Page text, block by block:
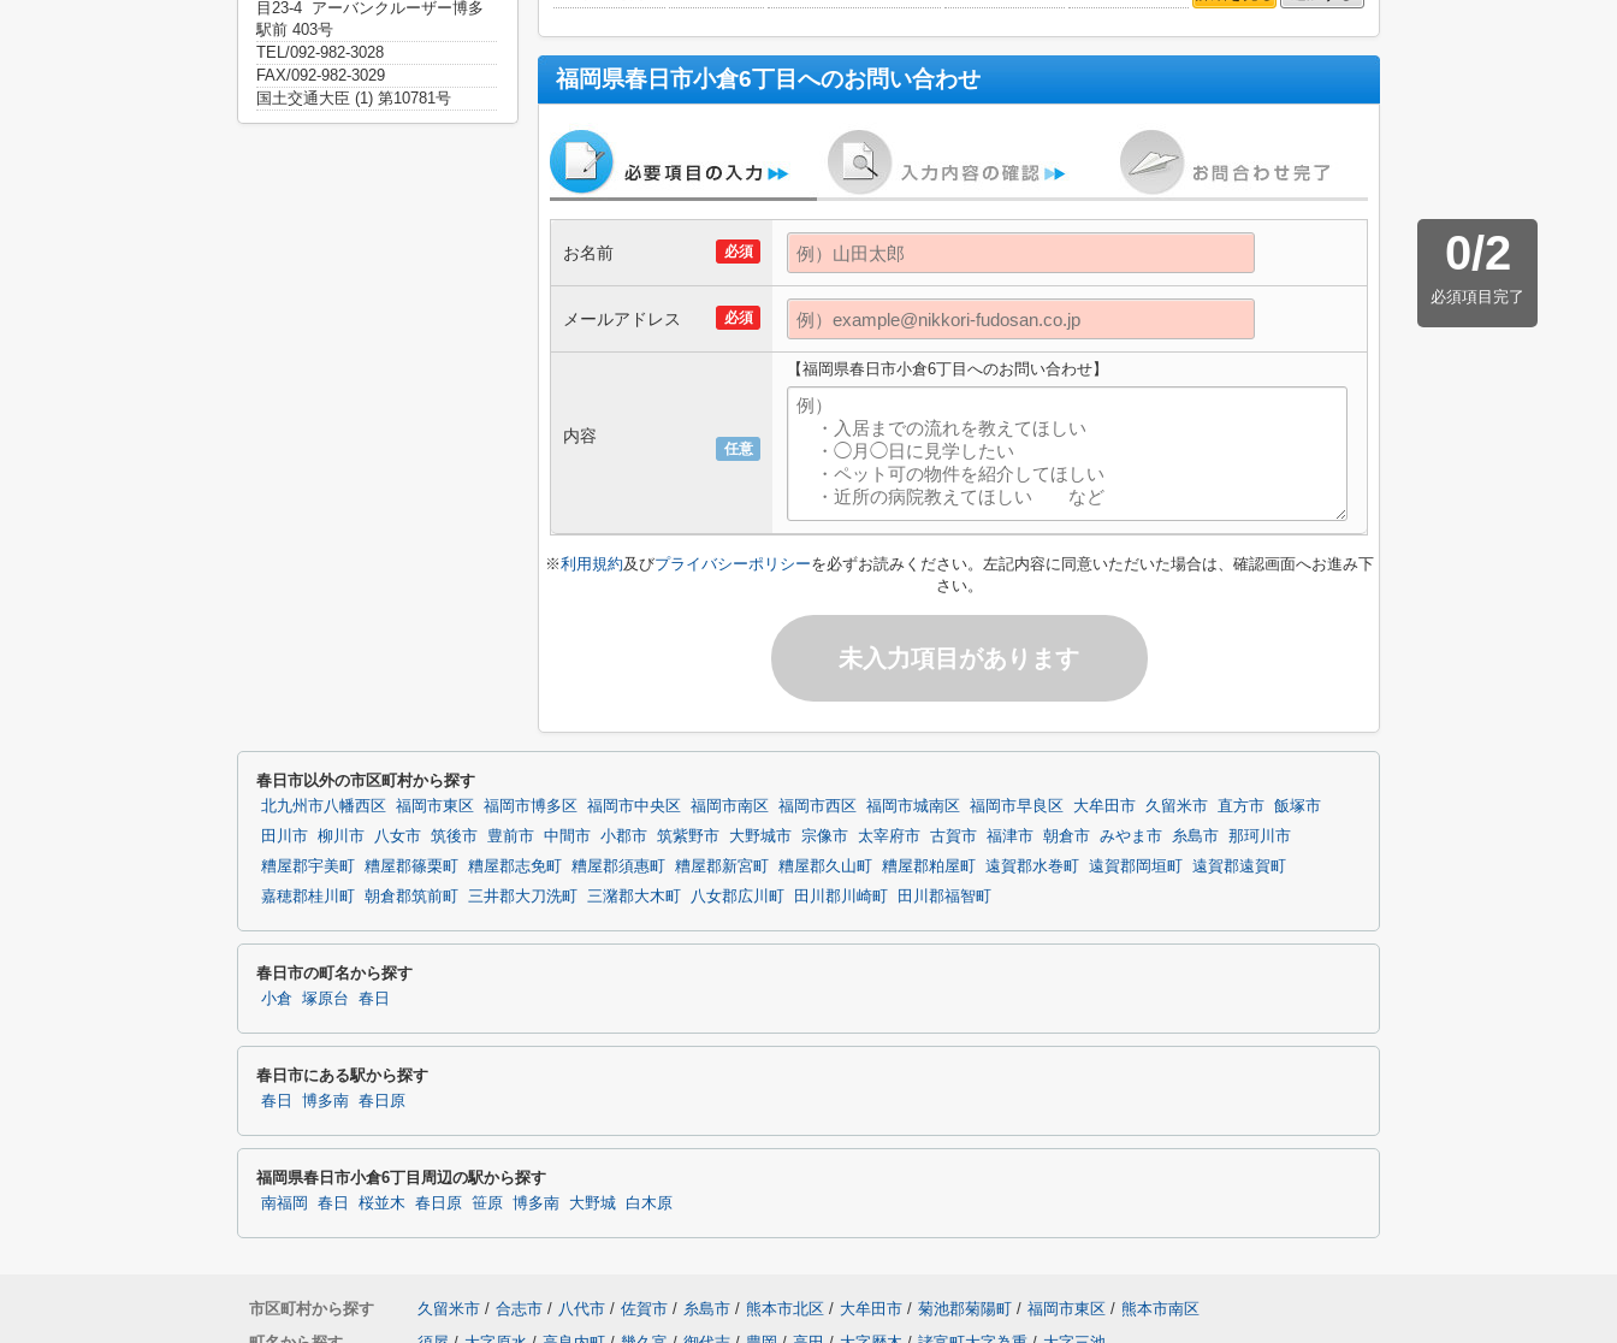
福岡県春日市小倉6丁目 へのお問い合わせ
0/2
必須項目完了
必須
お名前
必須
メールアドレス
任意
内容
【福岡県春日市小倉6丁目へのお問い合わせ】
※利用規約及びプライバシーポリシーを必ずお読みください。左記内容に同意いただいた場合は、確認画面へお進み下
さい。
未入力項目があります
目23-4 アーバンクルーザー博多
駅前 403号
TEL/092-982-3028
FAX/092-982-3029
国土交通大臣 (1) 第10781号
春日市以外の市区町村から探す
北九州市八幡西区 福岡市東区 福岡市博多区 福岡市中央区 福岡市南区 福岡市西区 福岡市城南区 福岡市早良区 大牟田市 久留米市 直方市 飯塚市
田川市 柳川市 八女市 筑後市 豊前市 中間市 小郡市 筑紫野市 大野城市 宗像市 太宰府市 古賀市 福津市 朝倉市 みやま市 糸島市 那珂川市
糟屋郡宇美町
糟屋郡篠栗町 糟屋郡志免町 糟屋郡須惠町 糟屋郡新宮町 糟屋郡久山町 糟屋郡粕屋町 遠賀郡水巻町 遠賀郡岡垣町
遠賀郡遠賀町
嘉穂郡桂川町
朝倉郡筑前町 三井郡大刀洗町 三潴郡大木町 八女郡広川町 田川郡川崎町 田川郡福智町
春日市の町名から探す
小倉 塚原台 春日
春日市にある駅から探す
春日 博多南 春日原
福岡県春日市小倉6丁目周辺の駅から探す
南福岡 春日 桜並木 春日原 笹原 博多南 大野城 白木原
市区町村から探す 久留米市 / 合志市 / 八代市 / 佐賀市 / 糸島市 / 熊本市北区 / 大牟田市 / 菊池郡菊陽町 / 福岡市東区 / 熊本市南区